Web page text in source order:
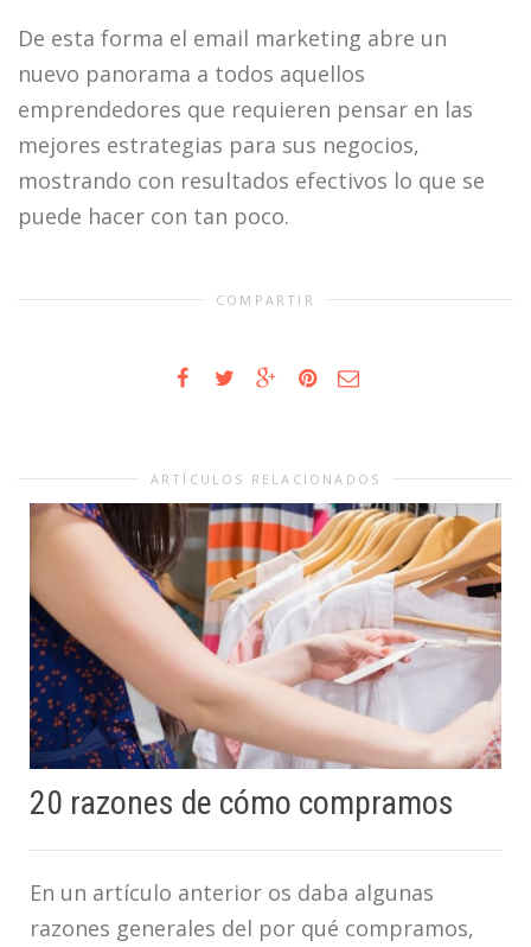
De esta forma el email marketing abre un
nuevo panorama a todos aquellos
emprendedores que requieren pensar en las
mejores estrategias para sus negocios,
mostrando con resultados efectivos lo que se
puede hacer con tan poco.
COMPARTIR
ARTÍCULOS RELACIONADOS
20 razones de cómo compramos
En un artículo anterior os daba algunas
razones generales del por qué compramos,